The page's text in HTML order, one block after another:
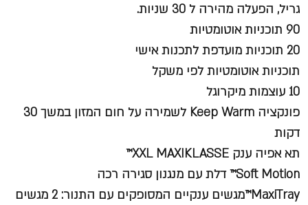
גריל, הפעלה מהירה ל 30 שניות.
90 תוכניות אוטומטיות
20 תוכניות מועדפת לתכנות אישי
תוכניות אוטומטיות לפי משקל
10 עוצמות מיקרוגל
פונקציה Keep Warm לשמירה על חום המזון במשך 30
דקות
תא אפיה ענק XXL MAXIKLASSE™
Soft Motion™ דלת עם מנגנון סגירה רכה
MaxiTray™מגשים ענקיים המסופקים עם התנור: 2 מגשים